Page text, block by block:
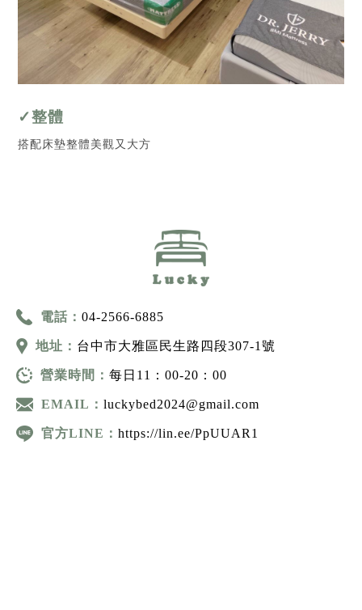
✓整體
搭配床墊整體美觀又大方
電話： 04-2566-6885
地址： 台中市大雅區民生路四段307-1號
營業時間： 每日11：00-20：00
EMAIL： luckybed2024@gmail.com
官方LINE： https://lin.ee/PpUUAR1